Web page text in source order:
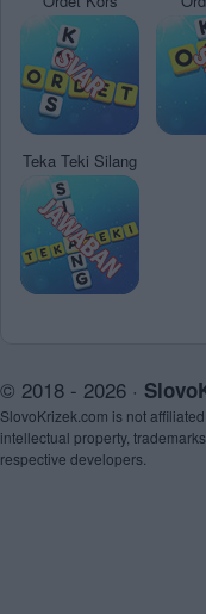
Teka Teki Silang
© 2018 - 2026 ·
SlovoKrizek.com is not
intellectual property,
respective developers.